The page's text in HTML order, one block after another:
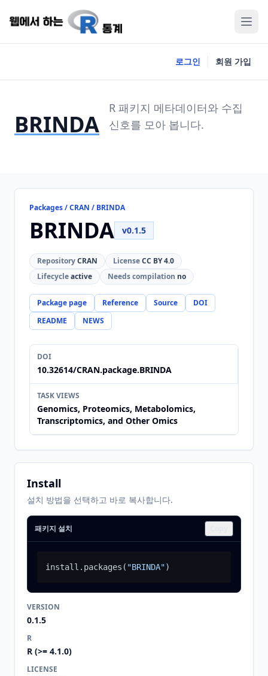
로그인 회원 가입
BRINDA
R 패키지 메타데이터와 수집
신호를 모아 봅니다.
Packages / CRAN / BRINDA
BRINDA v0.1.5
RepositoryCRAN LicenseCC BY 4.0
Lifecycleactive Needs compilation no
Package page Reference Source
DOI
README
NEWS
DOI
10.32614/CRAN.package.BRINDA
TASK VIEWS
Genomics, Proteomics, Metabolomics,
Transcriptomics, and Other Omics
Install
설치 방법을 선택하고 바로 복사합니다.
패키지 설치
install.packages ( "BRINDA")
VERSION
0.1.5
R
R (>= 4.1.0)
LICENSE